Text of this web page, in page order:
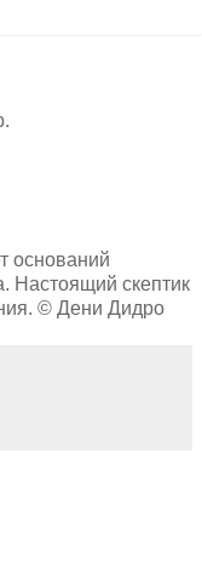
оснований
Настоящий скептик
© Дени Дидро